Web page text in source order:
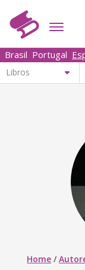
Brasil Portugal
Home /